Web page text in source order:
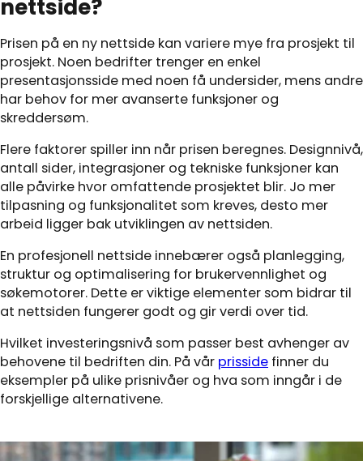
nettside?
Prisen på en ny nettside kan variere mye fra prosjekt til
prosjekt. Noen bedrifter trenger en enkel
presentasjonsside med noen få undersider, mens andre
har behov for mer avanserte funksjoner og
skreddersøm.
Flere faktorer spiller inn når prisen beregnes. Designnivå,
antall sider, integrasjoner og tekniske funksjoner kan
alle påvirke hvor omfattende prosjektet blir. Jo mer
tilpasning og funksjonalitet som kreves, desto mer
arbeid ligger bak utviklingen av nettsiden.
En profesjonell nettside innebærer også planlegging,
struktur og optimalisering for brukervennlighet og
søkemotorer. Dette er viktige elementer som bidrar til
at nettsiden fungerer godt og gir verdi over tid.
Hvilket investeringsnivå som passer best avhenger av
behovene til bedriften din. På vår prisside finner du
eksempler på ulike prisnivåer og hva som inngår i de
forskjellige alternativene.